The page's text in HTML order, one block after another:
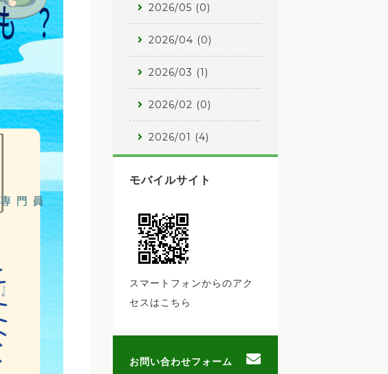
2026/05 (0)
2026/04 (0)
2026/03 (1)
2026/02 (0)
2026/01 (4)
モバイルサイト
スマートフォンからのアク
セスはこちら
お問い合わせフォーム